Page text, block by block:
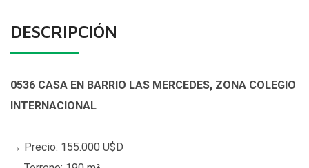
DESCRIPCIÓN
0536 CASA EN BARRIO LAS MERCEDES, ZONA COLEGIO
INTERNACIONAL
→ Precio: 155.000 U$D